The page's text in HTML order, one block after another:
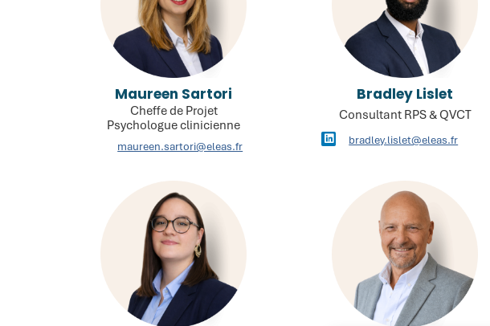
Maureen Sartori
Cheffe de Projet
Psychologue clinicienne
maureen.sartori@eleas.fr
Bradley Lislet
Consultant RPS & QVCT
bradley.lislet@eleas.fr